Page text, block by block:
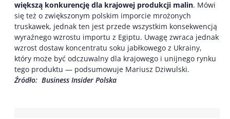
większą konkurencję dla krajowej produkcji malin. Mówi
się też o zwiększonym polskim imporcie mrożonych
truskawek, jednak ten jest przede wszystkim konsekwencją
wyraźnego wzrostu importu z Egiptu. Uwagę zwraca jednak
wzrost dostaw koncentratu soku jabłkowego z Ukrainy,
który może być odczuwalny dla krajowego i unijnego rynku
tego produktu — podsumowuje Mariusz Dziwulski.
Źródło: Business Insider Polska